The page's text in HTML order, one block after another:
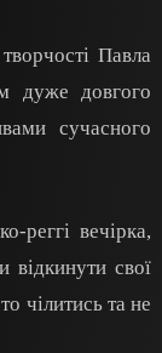
Павла
дуже довгого
сучасного
реггі вечірка,
відкинути свої
чілитись та не